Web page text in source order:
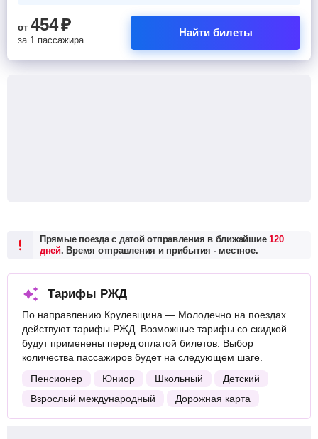
от 454₽
за 1 пассажира
Найти билеты
Прямые поезда с датой отправления в ближайшие120
дней. Время отправления и прибытия - местное.
Тарифы РЖД
По направлению Крулевщина — Молодечно на поездах
действуют тарифы РЖД. Возможные тарифы со скидкой
будут применены перед оплатой билетов. Выбор
количества пассажиров будет на следующем шаге.
Пенсионер
Юниор Школьный
Детский
Взрослый международный
Дорожная карта